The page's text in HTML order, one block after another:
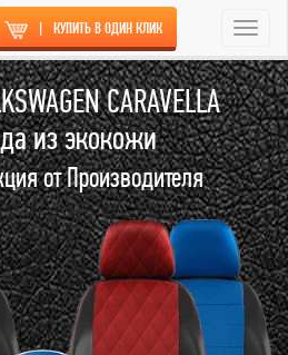
| КУПИТЬ В ОДИН КЛИК
CARAVELLA
из экокожи
от Производителя